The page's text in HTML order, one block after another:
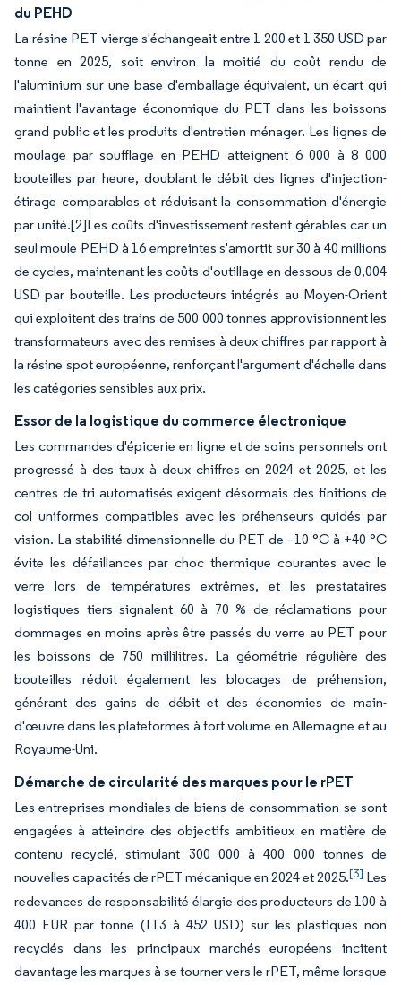
du PEHD
La résine PET vierge s'échangeait entre 1 200 et 1 350 USD par
tonne en 2025, soit environ la moitié du coût rendu de
l'aluminium sur une base d'emballage équivalent, un écart qui
maintient l'avantage économique du PET dans les boissons
grand public et les produits d'entretien ménager. Les lignes de
moulage par soufflage en PEHD atteignent 6 000 à 8 000
bouteilles par heure, doublant le débit des lignes d'injection-
étirage comparables et réduisant la consommation d'énergie
par unité.[2]Les coûts d'investissement restent gérables car un
seul moule PEHD à 16 empreintes s'amortit sur 30 à 40 millions
de cycles, maintenant les coûts d'outillage en dessous de 0,004
USD par bouteille. Les producteurs intégrés au Moyen-Orient
qui exploitent des trains de 500 000 tonnes approvisionnent les
transformateurs avec des remises à deux chiffres par rapport à
la résine spot européenne, renforçant l'argument d'échelle dans
les catégories sensibles aux prix.
Essor de la logistique du commerce électronique
Les commandes d'épicerie en ligne et de soins personnels ont
progressé à des taux à deux chiffres en 2024 et 2025, et les
centres de tri automatisés exigent désormais des finitions de
col uniformes compatibles avec les préhenseurs guidés par
vision. La stabilité dimensionnelle du PET de –10 °C à +40 °C
évite les défaillances par choc thermique courantes avec le
verre lors de températures extrêmes, et les prestataires
logistiques tiers signalent 60 à 70 % de réclamations pour
dommages en moins après être passés du verre au PET pour
les boissons de 750 millilitres. La géométrie régulière des
bouteilles réduit également les blocages de préhension,
générant des gains de débit et des économies de main-
d'œuvre dans les plateformes à fort volume en Allemagne et au
Royaume-Uni.
Démarche de circularité des marques pour le rPET
Les entreprises mondiales de biens de consommation se sont
engagées à atteindre des objectifs ambitieux en matière de
contenu recyclé, stimulant 300 000 à 400 000 tonnes de
nouvelles capacités de rPET mécanique en 2024 et 2025.[3] Les
redevances de responsabilité élargie des producteurs de 100 à
400 EUR par tonne (113 à 452 USD) sur les plastiques non
recyclés dans les principaux marchés européens incitent
davantage les marques à se tourner vers le rPET, même lorsque